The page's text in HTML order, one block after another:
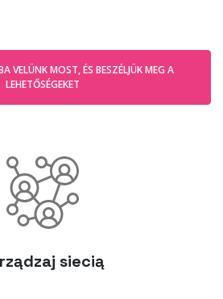
VELÜNK MOST, ÉS BESZÉLJÜK MEG A
LEHETŐSÉGEKET
siecią